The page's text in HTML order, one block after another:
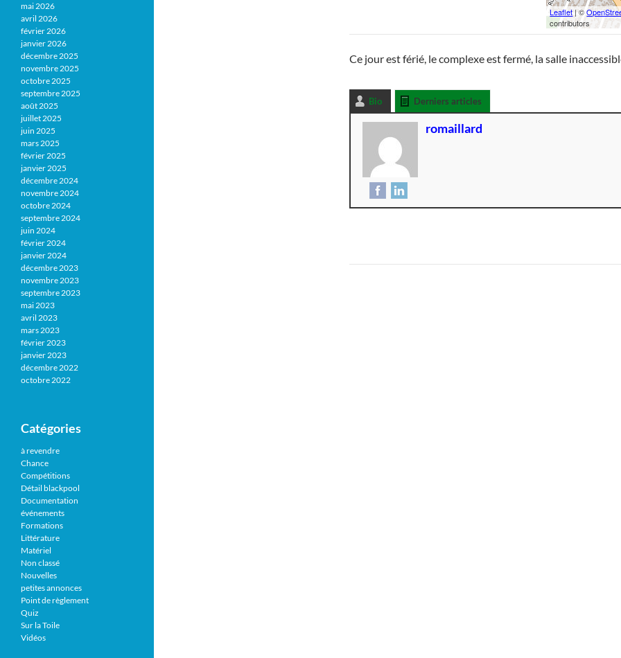
Leaflet| ©
contributors
Ce jour est férié, le complexe est fermé, la salle
Bio Derniers articles
romaillard
mai 2026
avril 2026
février 2026
janvier 2026
décembre 2025
novembre 2025
octobre 2025
septembre 2025
août 2025
juillet 2025
juin 2025
mars 2025
février 2025
janvier 2025
décembre 2024
novembre 2024
octobre 2024
septembre 2024
juin 2024
février 2024
janvier 2024
décembre 2023
novembre 2023
septembre 2023
mai 2023
avril 2023
mars 2023
février 2023
janvier 2023
décembre 2022
octobre 2022
Catégories
à revendre
Chance
Compétitions
Détail blackpool
Documentation
événements
Formations
Littérature
Matériel
Non classé
Nouvelles
petites annonces
Point de règlement
Quiz
Sur la Toile
Vidéos